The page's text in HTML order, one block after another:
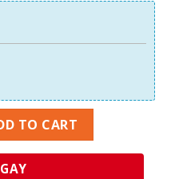
i5-1135G7/ Ram 8GB/
TO CART